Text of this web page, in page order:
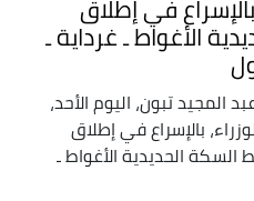
في إطلاق
الأغواط ـ غرداية ـ
تبون، اليوم الأحد،
بالإسراع في إطلاق
الحديدية الأغواط ـ